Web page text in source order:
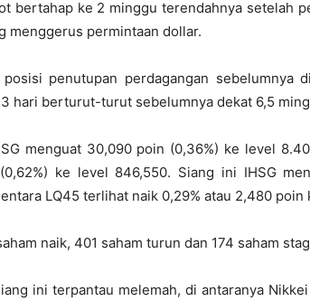
bertahap ke 2 minggu terendahnya setelah
menggerus permintaan dollar.
penutupan perdagangan sebelumnya
hari berturut-turut sebelumnya dekat 6,5
menguat 30,090 poin (0,36%) ke level
ke level 846,550. Siang ini IHSG
LQ45 terlihat naik 0,29% atau 2,480
naik, 401 saham turun dan 174 saham
ini terpantau melemah, di antaranya Nikkei